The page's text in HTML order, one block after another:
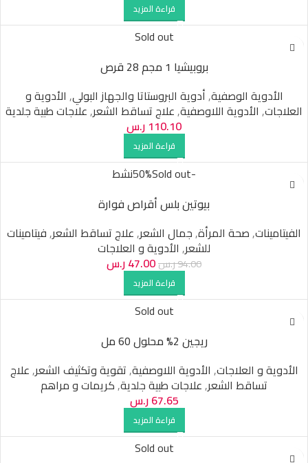
قراءة المزيد
Sold out
بروبيشيا 1 مجم 28 قرص
الأدوية الوصفية,أدوية البروستاتا والجهاز البولي, الأدوية و
العلاجات, الأدوية اللاوصفية,علاج تساقط الشعر,علاجات طبية جلدية
110.10 ر.س
قراءة المزيد
-50%
Sold out
نشط
بيوتين بلس أقراص فوارة
الفيتامينات,صحة المرأة,جمال الشعر,علاج تساقط الشعر,فيتامينات
للشعر, الأدوية و العلاجات
94.00ر.س47.00ر.س
قراءة المزيد
Sold out
ريجين 2% محلول 60 مل
الأدوية و العلاجات, الأدوية اللاوصفية,تقوية وتكثيف الشعر,علاج
تساقط الشعر,علاجات طبية جلدية,كريمات و مراهم
67.65ر.س
قراءة المزيد
Sold out